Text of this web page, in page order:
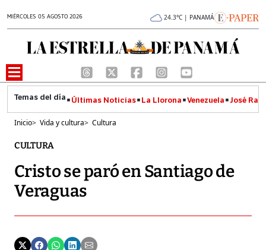
MIÉRCOLES 05 AGOSTO 2026 24.3°C | PANAMÁ
Últimas Noticias La Llorona Venezuela José
Inicio> Vida y cultura> Cultura
CULTURA
Cristo se paró en Santiago de
Veraguas